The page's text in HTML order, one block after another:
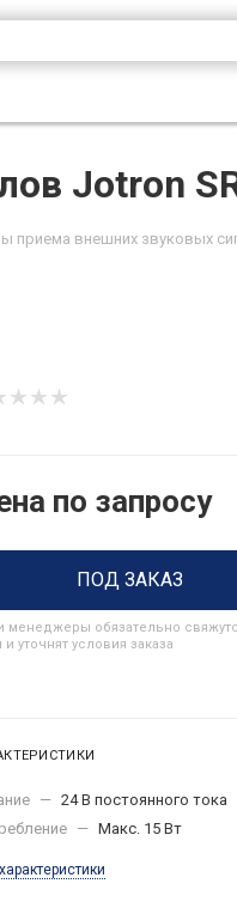
Jotron
приема внешних звуковых
по запросу
ПОД ЗАКАЗ
менеджеры обязательно
и уточнят условия заказа
— 24 В постоянного тока
— Макс. 15 Вт